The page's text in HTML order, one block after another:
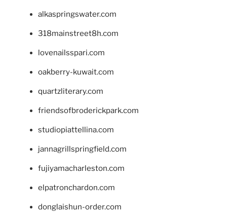
alkaspringswater.com
318mainstreet8h.com
lovenailsspari.com
oakberry-kuwait.com
quartzliterary.com
friendsofbroderickpark.com
studiopiattellina.com
jannagrillspringfield.com
fujiyamacharleston.com
elpatronchardon.com
donglaishun-order.com